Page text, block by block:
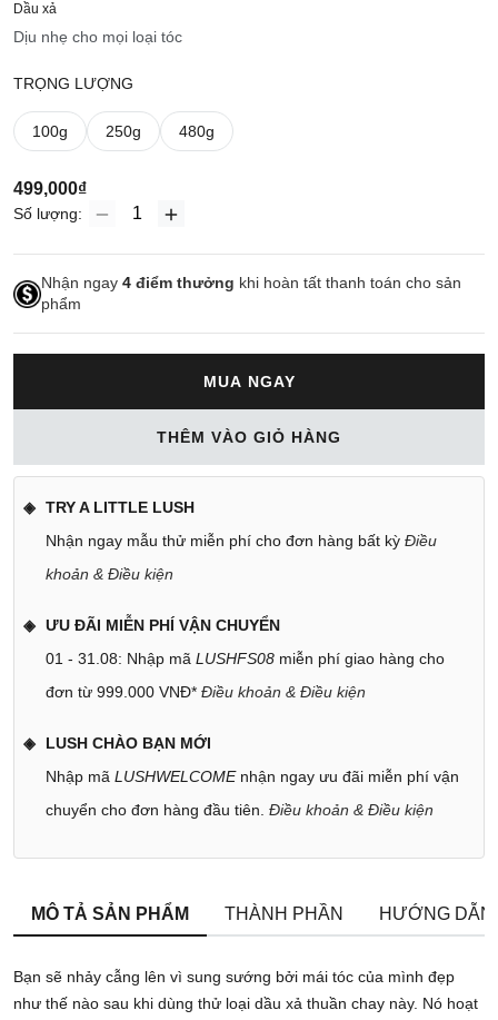
Dầu xả
Dịu nhẹ cho mọi loại tóc
TRỌNG LƯỢNG
100g 250g 480g
499,000₫
Số lượng:
Nhận ngay 4 điểm thưởng khi hoàn tất thanh toán cho sản
phẩm
MUA NGAY
THÊM VÀO GIỎ HÀNG
TRY A LITTLE LUSH
Nhận ngay mẫu thử miễn phí cho đơn hàng bất kỳ Điều
khoản & Điều kiện
ƯU ĐÃI MIỄN PHÍ VẬN CHUYỂN
01 - 31.08: Nhập mã LUSHFS08 miễn phí giao hàng cho
đơn từ 999.000 VNĐ* Điều khoản & Điều kiện
LUSH CHÀO BẠN MỚI
Nhập mã LUSHWELCOMEnhận ngay ưu đãi miễn phí vận
chuyển cho đơn hàng đầu tiên. Điều khoản & Điều kiện
MÔ TẢ SẢN PHẨM THÀNH PHẦN HƯỚNG
Bạn sẽ nhảy cẫng lên vì sung sướng bởi mái tóc của mình đẹp
như thế nào sau khi dùng thử loại dầu xả thuần chay này. Nó hoạt